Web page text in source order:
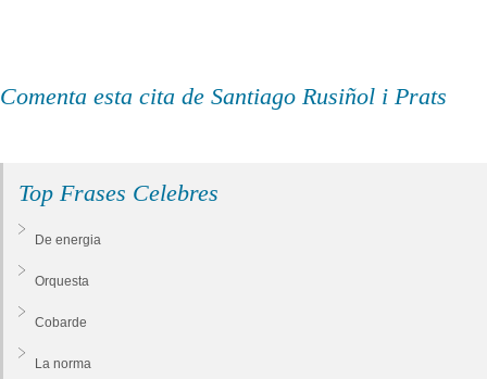
Comenta esta cita de Santiago Rusiñol i Prats
Top Frases Celebres
De energia
Orquesta
Cobarde
La norma